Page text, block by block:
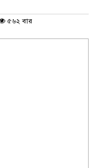
৫৬২ বার